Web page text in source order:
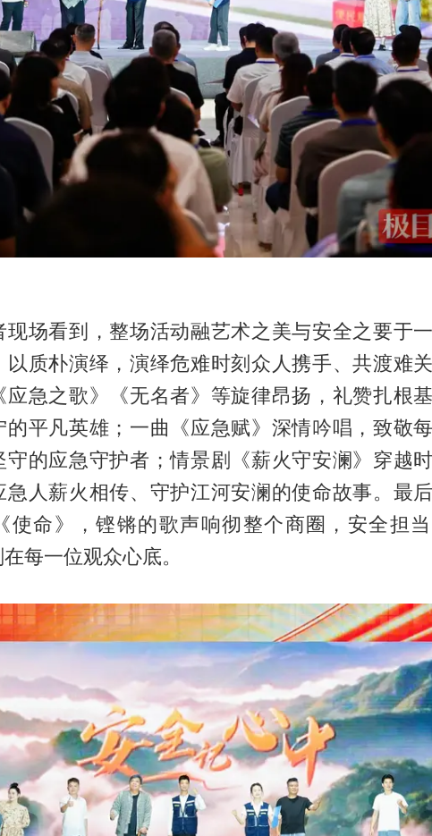
现场看到，整场活动融艺术之美与安全之要于
以质朴演绎，演绎危难时刻众人携手、共渡难
急之歌》《无名者》等旋律昂扬，礼赞扎根基
的平凡英雄；一曲《应急赋》深情吟唱，致敬
的应急守护者；情景剧《薪火守安澜》穿越
急人薪火相传、守护江河安澜的使命故事。最
使命》，铿锵的歌声响彻整个商圈，安全担
每一位观众心底。